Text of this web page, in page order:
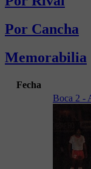
Por Cancha
Memorabilia
Fecha
Boca 2 -